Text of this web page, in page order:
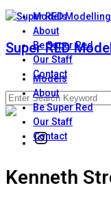
Skip
content
Super RED
Models
About
Be Super Red
Our Staff
Contact
Models
About
Be Super Red
Our Staff
Contact
Search
for:
Instagram
Kenneth